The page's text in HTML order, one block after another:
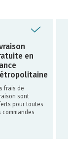
en
frais de
sont
pour toutes
commandes